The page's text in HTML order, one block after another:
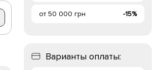
от 50 000 грн -15%
Варианты оплаты: